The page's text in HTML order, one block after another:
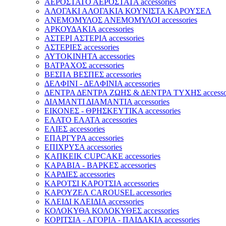
ΑΕΡΟΣΤΑΤΟ ΑΕΡΟΣΤΑΤΑ accessories
ΑΛΟΓΑΚΙ ΑΛΟΓΑΚΙΑ ΚΟΥΝΙΣΤΑ ΚΑΡΟΥΣΕΛ
ΑΝΕΜΟΜΥΛΟΣ ΑΝΕΜΟΜΥΛΟΙ accessories
ΑΡΚΟΥΔΑΚΙΑ accessories
ΑΣΤΕΡΙ ΑΣΤΕΡΙΑ accessories
ΑΣΤΕΡΙΕΣ accessories
ΑΥΤΟΚΙΝΗΤΑ accessories
ΒΑΤΡΑΧΟΣ accessories
ΒΕΣΠΑ ΒΕΣΠΕΣ accessories
ΔΕΛΦΙΝΙ - ΔΕΛΦΙΝΙΑ accessories
ΔΕΝΤΡΑ ΔΕΝΤΡΑ ΖΩΗΣ & ΔΕΝΤΡΑ ΤΥΧΗΣ
ΔΙΑΜΑΝΤΙ ΔΙΑΜΑΝΤΙΑ accessories
ΕΙΚΟΝΕΣ - ΘΡΗΣΚΕΥΤΙΚΑ accessories
ΕΛΑΤΟ ΕΛΑΤΑ accessories
ΕΛΙΕΣ accessories
ΕΠΑΡΓΥΡΑ accessories
ΕΠΙΧΡΥΣΑ accessories
ΚΑΠΚΕΙΚ CUPCAKE accessories
ΚΑΡΑΒΙΑ - ΒΑΡΚΕΣ accessories
ΚΑΡΔΙΕΣ accessories
ΚΑΡΟΤΣΙ ΚΑΡΟΤΣΙΑ accessories
ΚΑΡΟΥΖΕΛ CAROUSEL accessories
ΚΛΕΙΔΙ ΚΛΕΙΔΙΑ accessories
ΚΟΛΟΚΥΘΑ ΚΟΛΟΚΥΘΕΣ accessories
ΚΟΡΙΤΣΙΑ - ΑΓΟΡΙΑ - ΠΑΙΔΑΚΙΑ accessories